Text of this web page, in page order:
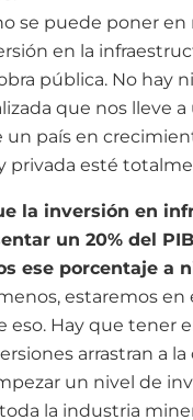
se puede poner
en la
pública. No hay
que nos lleve a
un país en
privada esté
la inversión en
un 20% del
ese porcentaje a
estaremos en
eso. Hay que tener
arrastran a
un nivel de
la industria